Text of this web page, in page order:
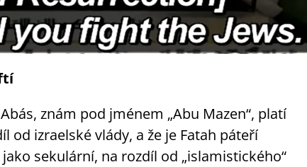
znám pod jménem „Abu Mazen“, platí
izraelské vlády, a že je Fatah páteří
sekulární, na rozdíl od „islamistického“